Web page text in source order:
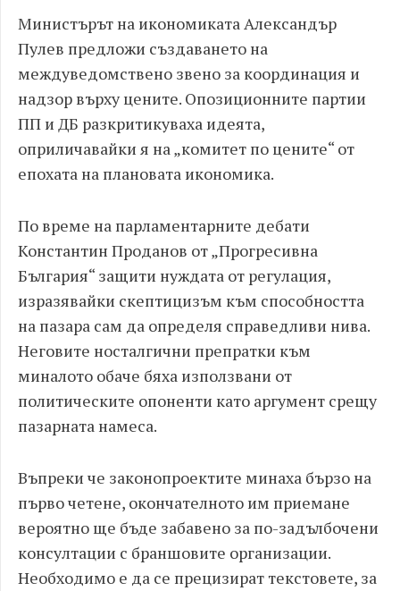
Министърът на икономиката Александър
Пулев предложи създаването на
междуведомствено звено за координация и
надзор върху цените. Опозиционните партии
ПП и ДБ разкритикуваха идеята,
оприличавайки я на „комитет по цените“ от
епохата на плановата икономика.
По време на парламентарните дебати
Константин Проданов от „Прогресивна
България“ защити нуждата от регулация,
изразявайки скептицизъм към способността
на пазара сам да определя справедливи нива.
Неговите носталгични препратки към
миналото обаче бяха използвани от
политическите опоненти като аргумент срещу
пазарната намеса.
Въпреки че законопроектите минаха бързо на
първо четене, окончателното им приемане
вероятно ще бъде забавено за по-задълбочени
консултации с браншовите организации.
Необходимо е да се прецизират текстовете, за